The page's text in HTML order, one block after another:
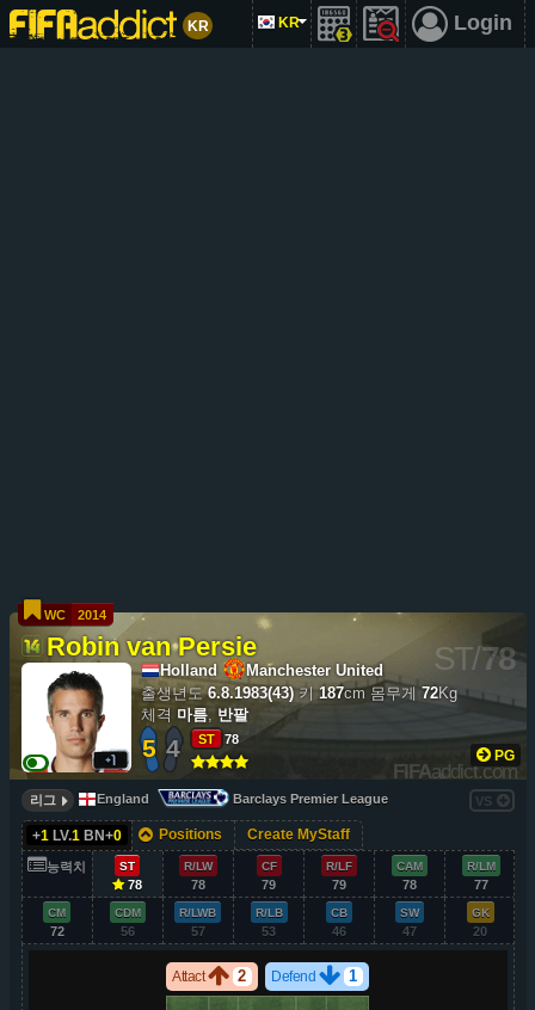
KR KR Login
Robin van Persie
WC 2014
Holland
Manchester United
출생년도 6.8.1983(43) 키 187cm 몸무게 72Kg
체격 마름, 반팔
5 4 ST 78
PG
FIFAaddict.com
ST/78
리그 England Barclays Premier League VS
+1 LV.1 BN+0 Positions Create MyStaff
능력치 ST
78
R/LW
78
CF
79
R/LF
79
CAM
78
R/LM
77
CM
72
CDM
56
R/LWB
57
R/LB
53
CB
46
SW
47
GK
20
Attact 2 Defend 1